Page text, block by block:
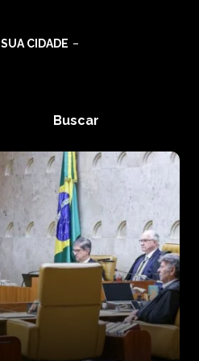
SUA CIDADE
Buscar